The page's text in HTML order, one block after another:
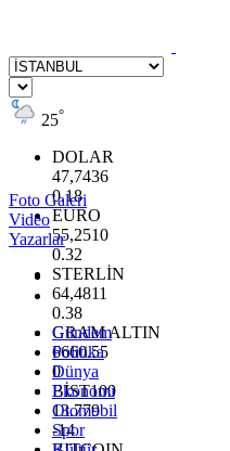
25°
DOLAR
47,7436
0.18
EURO
55,2510
0.32
STERLİN
64,4811
0.38
GRAM ALTIN
6660.55
0
BİST100
13.779
-14
Foto Galeri
Video
Yazarlar
Gündem
Politika
Dünya
Ekonomi
Otomobil
Spor